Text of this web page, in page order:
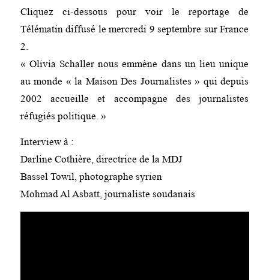
Cliquez ci-dessous pour voir le reportage de
Télématin diffusé le mercredi 9 septembre sur France
2.
« Olivia Schaller nous emmène dans un lieu unique
au monde « la Maison Des Journalistes » qui depuis
2002 accueille et accompagne des journalistes
réfugiés politique. »
Interview à :
Darline Cothière, directrice de la MDJ
Bassel Towil, photographe syrien
Mohmad Al Asbatt, journaliste soudanais